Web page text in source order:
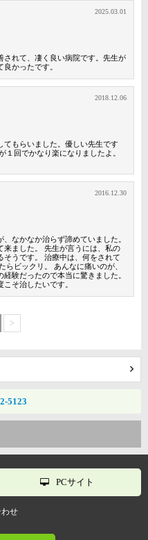
2025.03.01
されて、凄く良い病院です。先生が
かったです。
2018.12.06
てもらいました。優しい先生です
１回でかなり楽になりましたよ。
2016.12.30
なかなか治らず諦めていました。
来ました。 先生が言うには、私の
そうです。 治療中は、何をされて
らビックリ。 あんなに痛いのが、
験だったので本当に驚きました。
そ治したいです。
>
5123
PCサイト
せ